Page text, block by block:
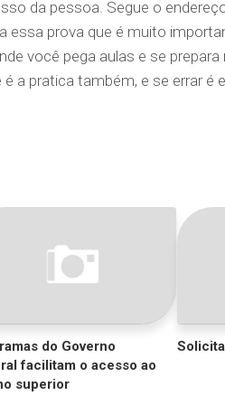
da pessoa. Segue o
essa prova que é muito
você pega aulas e se
a pratica também, e se errar é
do Governo
facilitam o acesso ao
superior